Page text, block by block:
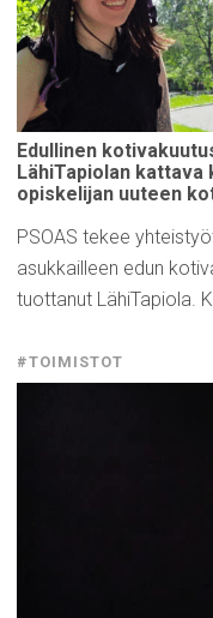
Edullinen
LähiTapiolan kattava
opiskelijan uuteen
PSOAS tekee
asukkailleen edun
tuottanut LähiTapiola.
#TOIMISTOT